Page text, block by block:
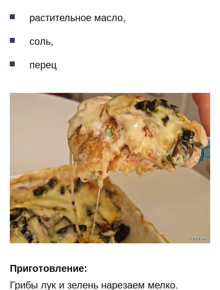
растительное масло,
соль,
перец
Приготовление:
Грибы лук и зелень нарезаем мелко.